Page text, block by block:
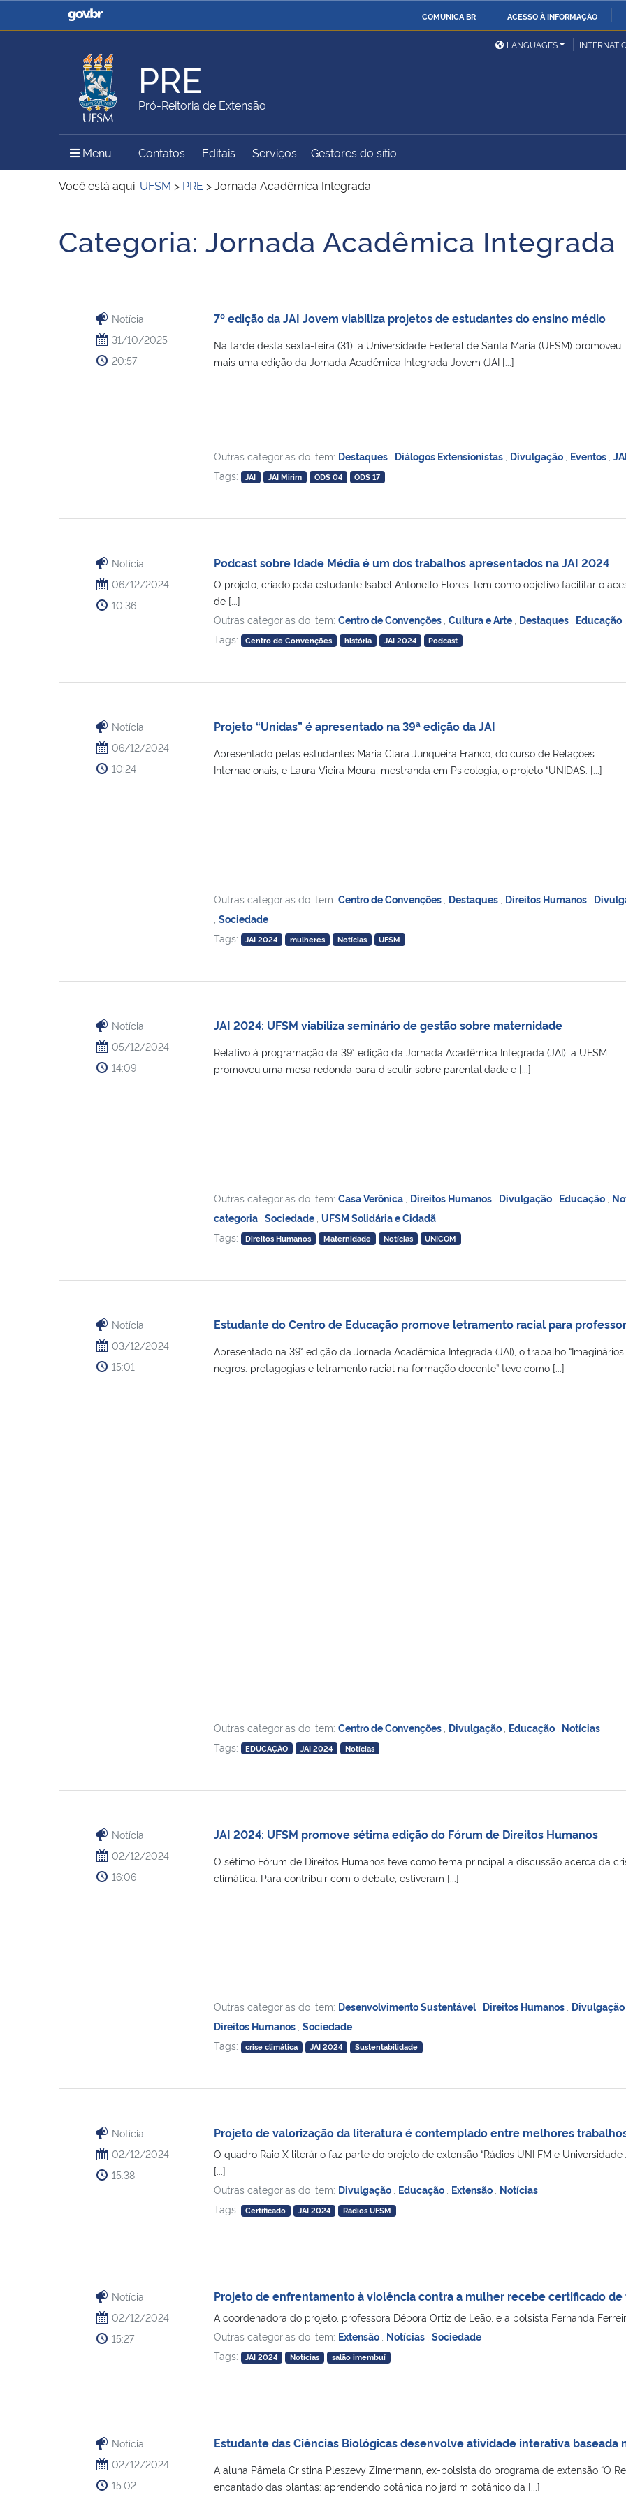
COMUNICA BR ACESSO À INFORMAÇÃO
Casa Civil
Ministério da Justiça e
Ministério da Defesa
Ministério das Relações
Exteriores
Ministério da Agricultura,
Pecuária e Abastecimento
Ministério do Meio Ambiente Ministério do Turismo
Ministério do
Desenvolvimento Regional
Secretaria de Governo
Gabinete de Segurança
Advocacia-Geral da União Banco Central do Brasil
LANGUAGES
PRE
Pró-Reitoria de Extensão
Menu Menu Principal do Sítio
Contatos Editais Serviços Gestores do sítio
Você está aqui: UFSM > PRE >Jornada Acadêmica Integrada
Categoria: Jornada Acadêmica Integrada
Notícia
31/10/2025
20:57
7º edição da JAI Jovem viabiliza projetos de estudantes do ensino médio
Na tarde desta sexta-feira (31), a Universidade Federal de Santa Maria (UFSM) promoveu
mais uma edição da Jornada Acadêmica Integrada Jovem (JAI [...]
Outras categorias do item: Destaques Diálogos Extensionistas Divulgação Eventos
Tags:
JAI JAI Mirim ODS 04 ODS 17
Notícia
06/12/2024
10:36
Podcast sobre Idade Média é um dos trabalhos apresentados na JAI 2024
O projeto, criado pela estudante Isabel Antonello Flores, tem como objetivo facilitar o
de [...]
Outras categorias do item: Centro de Convenções Cultura e Arte Destaques Educação
Tags:
Centro de Convenções história JAI 2024 Podcast
Notícia
06/12/2024
10:24
Projeto “Unidas” é apresentado na 39ª edição da JAI
Apresentado pelas estudantes Maria Clara Junqueira Franco, do curso de Relações
Internacionais, e Laura Vieira Moura, mestranda em Psicologia, o projeto “UNIDAS: [...]
Outras categorias do item: Centro de Convenções Destaques Direitos Humanos
Sociedade
Tags:
JAI 2024 mulheres Notícias UFSM
Notícia
05/12/2024
14:09
JAI 2024: UFSM viabiliza seminário de gestão sobre maternidade
Relativo à programação da 39° edição da Jornada Acadêmica Integrada (JAI), a UFSM
promoveu uma mesa redonda para discutir sobre parentalidade e [...]
Outras categorias do item: Casa Verônica Direitos Humanos Divulgação Educação
categoria Sociedade UFSM Solidária e Cidadã
Tags:
Direitos Humanos Maternidade Notícias UNICOM
Notícia
03/12/2024
15:01
Estudante do Centro de Educação promove letramento racial para
Apresentado na 39° edição da Jornada Acadêmica Integrada (JAI), o trabalho “Imaginários
negros: pretagogias e letramento racial na formação docente” teve como [...]
Outras categorias do item: Centro de Convenções Divulgação Educação Notícias
Tags:
EDUCAÇÃO JAI 2024 Notícias
Notícia
02/12/2024
16:06
JAI 2024: UFSM promove sétima edição do Fórum de Direitos Humanos
O sétimo Fórum de Direitos Humanos teve como tema principal a discussão acerca da
climática. Para contribuir com o debate, estiveram [...]
Outras categorias do item: Desenvolvimento Sustentável Direitos Humanos Divulgação
Direitos Humanos Sociedade
Tags:
crise climática JAI 2024 Sustentabilidade
Notícia
02/12/2024
15:38
Projeto de valorização da literatura é contemplado entre melhores
O quadro Raio X literário faz parte do projeto de extensão “Rádios UNI FM e
[...]
Outras categorias do item: Divulgação Educação Extensão Notícias
Tags:
Certificado JAI 2024 Rádios UFSM
Notícia
02/12/2024
15:27
Projeto de enfrentamento à violência contra a mulher recebe certificado de
A coordenadora do projeto, professora Débora Ortiz de Leão, e a bolsista Fernanda
Outras categorias do item: Extensão Notícias Sociedade
Tags:
JAI 2024 Notícias salão imembuí
Notícia
02/12/2024
15:02
Estudante das Ciências Biológicas desenvolve atividade interativa
A aluna Pâmela Cristina Pleszevy Zimermann, ex-bolsista do programa de extensão “O
encantado das plantas: aprendendo botânica no jardim botânico da [...]